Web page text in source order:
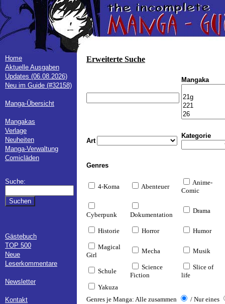
Home
Aktuelle Ausgaben
Updates (06.08.2026)
Neu im Guide (#32158)
Manga-Übersicht
Mangakas
Verlage
Neuheiten
Manga-Verwaltung
Comicläden
Suche:
Gästebuch
TOP 500
Neue
Leserkommentare
Newsletter
Kontakt
Erweiterte Suche
Mangaka
Art
Kategorie
Genres
4-Koma Abenteuer
Anime-
Comic
Cyberpunk Dokumentation
Drama
Historie Horror Humor
Magical
Girl
Mecha Musik
Schule
Science
Fiction
Slice of
life
Yakuza
Genres je Manga: Alle zusammen
/ Nur eines